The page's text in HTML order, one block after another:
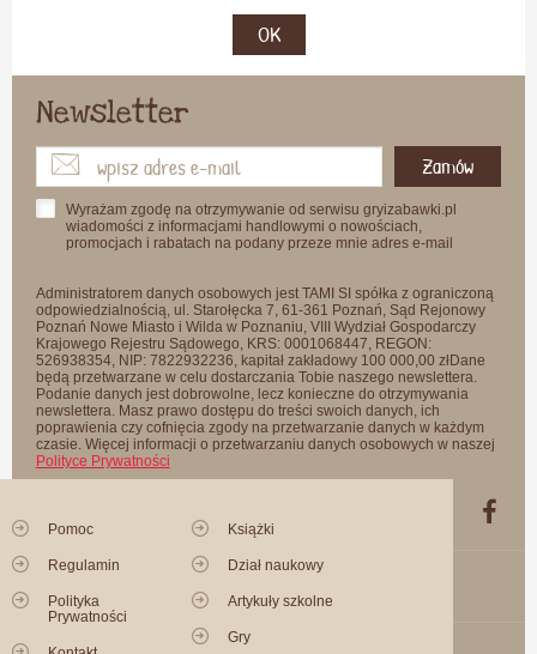
OK
Newsletter
Zamów
Wyrażam zgodę na otrzymywanie od serwisu gryizabawki.pl
wiadomości z informacjami handlowymi o nowościach,
promocjach i rabatach na podany przeze mnie adres e-mail
Administratorem danych osobowych jest TAMI SI spółka z ograniczoną
odpowiedzialnością, ul. Starołęcka 7, 61-361 Poznań, Sąd Rejonowy
Poznań Nowe Miasto i Wilda w Poznaniu, VIII Wydział Gospodarczy
Krajowego Rejestru Sądowego, KRS: 0001068447, REGON:
526938354, NIP: 7822932236, kapitał zakładowy 100 000,00 złDane
będą przetwarzane w celu dostarczania Tobie naszego newslettera.
Podanie danych jest dobrowolne, lecz konieczne do otrzymywania
newslettera. Masz prawo dostępu do treści swoich danych, ich
poprawienia czy cofnięcia zgody na przetwarzanie danych w każdym
czasie. Więcej informacji o przetwarzaniu danych osobowych w naszej
Polityce Prywatności
Pomoc
Regulamin
Polityka
Prywatności
Książki
Dział naukowy
Artykuły szkolne
Gry